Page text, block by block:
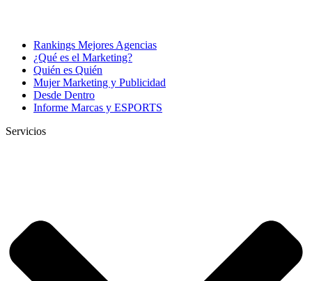
Rankings Mejores Agencias
¿Qué es el Marketing?
Quién es Quién
Mujer Marketing y Publicidad
Desde Dentro
Informe Marcas y ESPORTS
Servicios